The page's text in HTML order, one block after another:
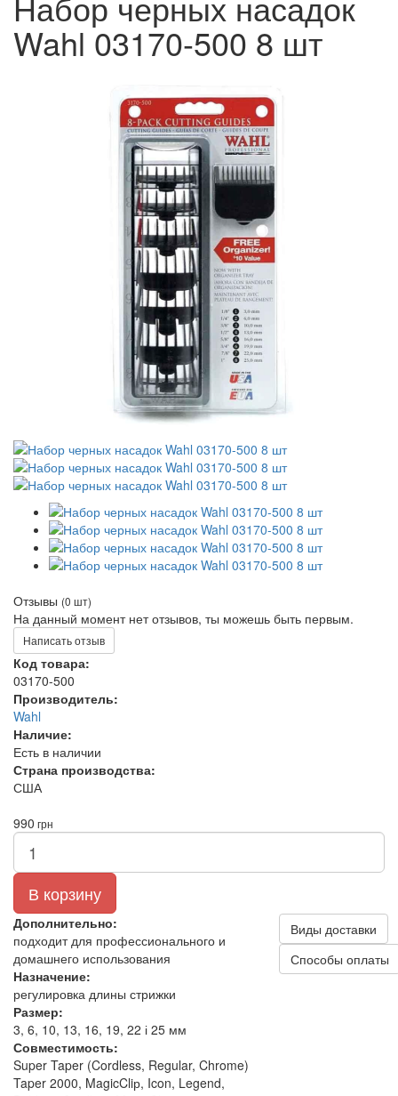
Wahl 03170-500 8 шт
Отзывы (0 шт)
На данный момент нет отзывов, ты можешь быть первым.
Написать отзыв
Код товара:
03170-500
Производитель:
Wahl
Наличие:
Есть в наличии
Страна производства:
США
990 грн
В корзину
Дополнительно:
подходит для профессионального и
домашнего использования
Назначение:
регулировка длины стрижки
Размер:
3, 6, 10, 13, 16, 19, 22 і 25 мм
Совместимость:
Super Taper (Cordless, Regular, Chrome)
Taper 2000, MagicCliр, Icon, Legend,
Виды доставки
Способы оплаты